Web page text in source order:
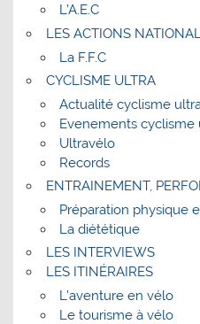
L’A.E.C
LES ACTIONS
La F.F.C
CYCLISME ULTRA
Actualité cyclisme
Evenements cyclisme
Ultravélo
Records
ENTRAINEMENT,
Préparation physique
La diététique
LES INTERVIEWS
LES ITINÉRAIRES
L’aventure en vélo
Le tourisme à vélo